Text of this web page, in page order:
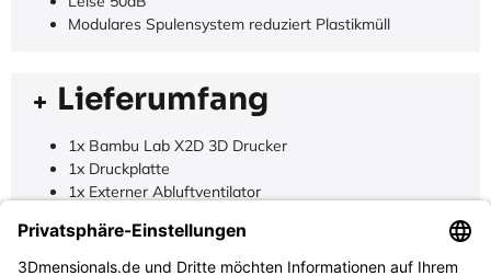
Inklusive integrierte Kamera
Vibrationskompensation,
Filament-Ende-Sensor
Tür-Sensor
Belt-Tension-Sensor
Druckkammer-Temperatur-Sensor
Leise 50dB
Modulares Spulensystem reduziert Plastikmüll